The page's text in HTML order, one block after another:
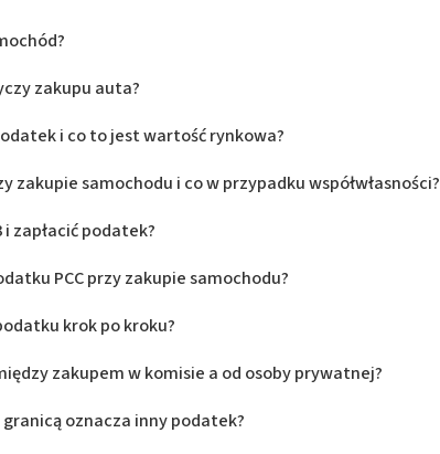
zakupu auta?
i co to jest wartość rynkowa?
zakupie samochodu i co w przypadku współwłasności?
i zapłacić podatek?
PCC przy zakupie samochodu?
krok po kroku?
zakupem w komisie a od osoby prywatnej?
oznacza inny podatek?